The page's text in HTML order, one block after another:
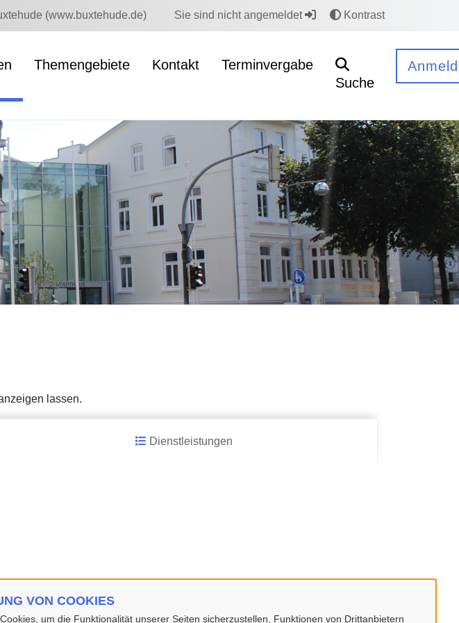
VON COOKIES
um die Funktionalität unserer Seiten sicherzustellen, Funktionen von Drittanbietern
(www.buxtehude.de) Sie sind nicht angemeldet Kontrast
Themengebiete Kontakt
Terminvergabe
Suche
lassen.
Dienstleistungen